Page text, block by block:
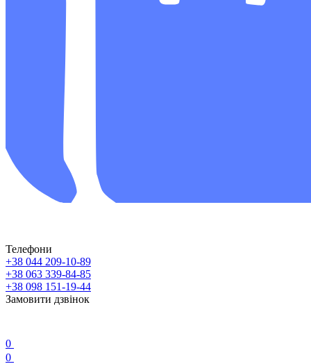
Телефони
+38 044 209-10-89
+38 063 339-84-85
+38 098 151-19-44
Замовити дзвінок
0
0